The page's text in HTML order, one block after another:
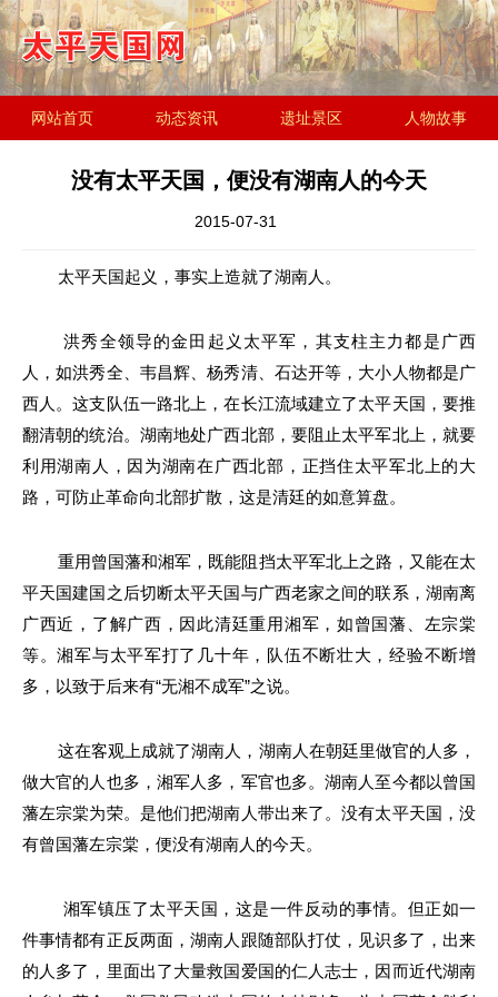
网站首页 动态资讯 遗址景区 人物故事
没有太平天国，便没有湖南人的今天
2015-07-31
太平天国起义，事实上造就了湖南人。
洪秀全领导的金田起义太平军，其支柱主力都是广西
人，如洪秀全、韦昌辉、杨秀清、石达开等，大小人物都是广
西人。这支队伍一路北上，在长江流域建立了太平天国，要推
翻清朝的统治。湖南地处广西北部，要阻止太平军北上，就要
利用湖南人，因为湖南在广西北部，正挡住太平军北上的大
路，可防止革命向北部扩散，这是清廷的如意算盘。
重用曾国藩和湘军，既能阻挡太平军北上之路，又能在太
平天国建国之后切断太平天国与广西老家之间的联系，湖南离
广西近，了解广西，因此清廷重用湘军，如曾国藩、左宗棠
等。湘军与太平军打了几十年，队伍不断壮大，经验不断增
多，以致于后来有“无湘不成军”之说。
这在客观上成就了湖南人，湖南人在朝廷里做官的人多，
做大官的人也多，湘军人多，军官也多。湖南人至今都以曾国
藩左宗棠为荣。是他们把湖南人带出来了。没有太平天国，没
有曾国藩左宗棠，便没有湖南人的今天。
湘军镇压了太平天国，这是一件反动的事情。但正如一
件事情都有正反两面，湖南人跟随部队打仗，见识多了，出来
的人多了，里面出了大量救国爱国的仁人志士，因而近代湖南